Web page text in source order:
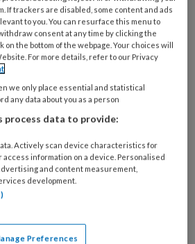
andere orde: een
militaire voertuigen
PREMIUM
de mogelijkheden
Log dan in
If trackers are disabled, some content and ads
to you. You can resurface this menu to
consent at any time by clicking the
on the bottom of the webpage. Your choices will
For more details, refer to our Privacy
we only place essential and statistical
any data about you as a person
process data to provide:
Actively scan device characteristics for
information on a device. Personalised
and content measurement,
development.
Preferences